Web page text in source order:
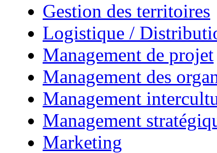
Gestion des territoires
Logistique /
Management de projet
Management des
Management
Management
Marketing